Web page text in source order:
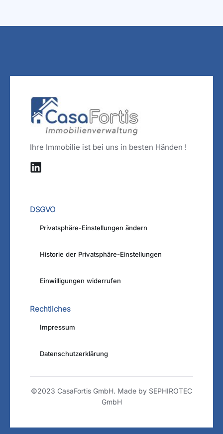
Ihre Immobilie ist bei uns in besten Händen !
DSGVO
Privatsphäre-Einstellungen ändern
Historie der Privatsphäre-Einstellungen
Einwilligungen widerrufen
Rechtliches
Impressum
Datenschutzerklärung
©2023 CasaFortis GmbH. Made by SEPHIROTEC
GmbH